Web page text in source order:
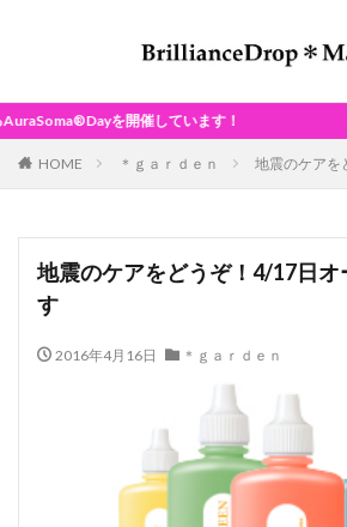
開催しています！
HOME ＊ｇａｒｄｅｎ 地震のケアを
地震のケアをどうぞ！4/17日オ
す
2016年4月16日 ＊ｇａｒｄｅｎ